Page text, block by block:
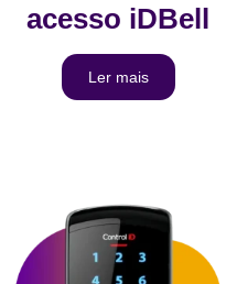
acesso iDBell
Ler mais